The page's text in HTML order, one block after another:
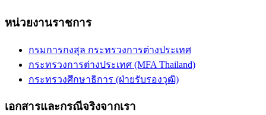
หน่วยงานราชการ
กรมการกงสุล กระทรวงการต่างประเทศ
กระทรวงการต่างประเทศ (MFA Thailand)
กระทรวงศึกษาธิการ (ฝ่ายรับรองวุฒิ)
เอกสารและกรณีจริงจากเรา